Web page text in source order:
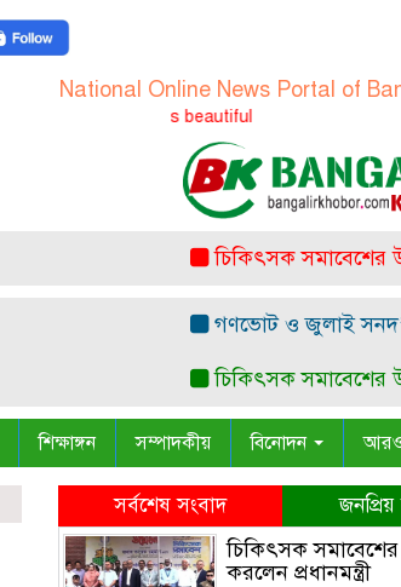
National Online News Portal of
চিকিৎসক সমাবেশের উদ্বোধন
গণভোট ও জুলাই সনদ’র
চিকিৎসক সমাবেশের উদ্বোধন
শিক্ষাঙ্গন সম্পাদকীয় বিনোদন
সর্বশেষ সংবাদ
চিকিৎসক
করলেন প্রধানমন্ত্রী